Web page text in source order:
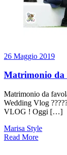
26 Maggio 2019
Matrimonio da
Matrimonio da
Wedding Vlog
VLOG ! Oggi […]
Marisa Style
Read More